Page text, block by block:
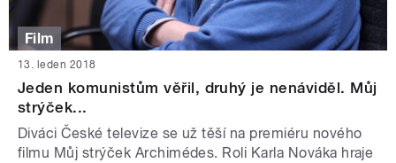
Film
13. leden 2018
Jeden komunistům věřil, druhý je nenáviděl. Můj
strýček...
Diváci České televize se už těší na premiéru nového
filmu Můj strýček Archimédes. Roli Karla Nováka hraje